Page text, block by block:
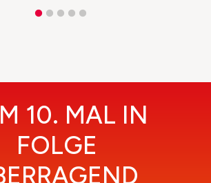
10. MAL IN
FOLGE